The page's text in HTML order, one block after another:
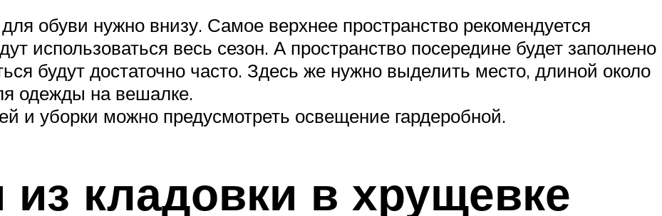
обуви нужно внизу. Самое верхнее пространство рекомендуется
использоваться весь сезон. А пространство посередине будет заполнено
будут достаточно часто. Здесь же нужно выделить место, длиной около
одежды на вешалке.
и уборки можно предусмотреть освещение гардеробной.
из кладовки в хрущевке